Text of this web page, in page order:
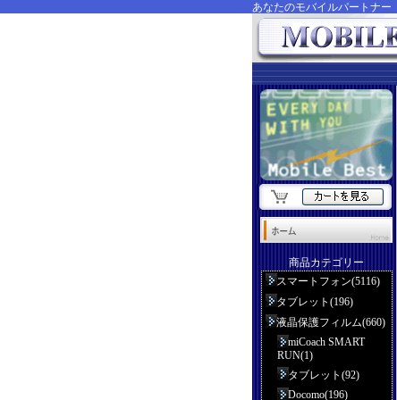
あなたのモバイルパートナー
商品カテゴリー
スマートフォン(5116)
タブレット(196)
液晶保護フィルム(660)
miCoach SMART
RUN(1)
タブレット(92)
Docomo(196)